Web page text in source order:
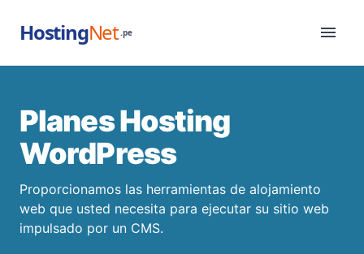
HostingNet.pe menu
Planes Hosting
WordPress
Proporcionamos las herramientas de alojamiento
web que usted necesita para ejecutar su sitio web
impulsado por un CMS.